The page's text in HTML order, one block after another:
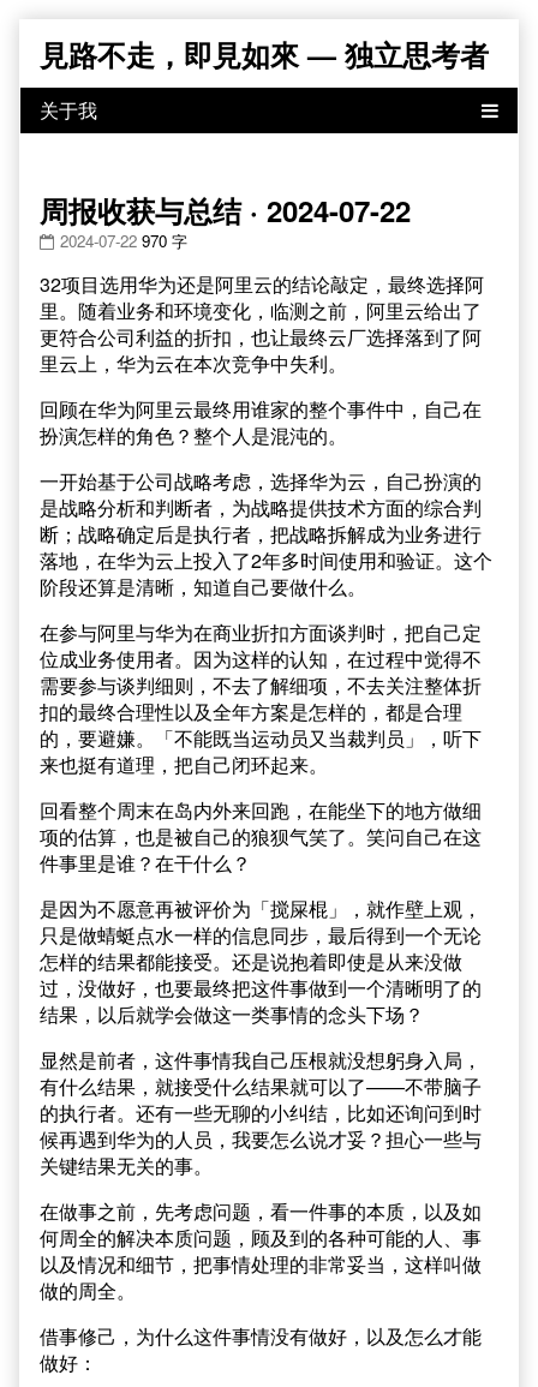
content
見路不走，即見如來 — 独立思考者
周报收获与总结 · 2024-07-22
2024-07-22 970 字
32项目选用华为还是阿里云的结论敲定，最终选择阿
里。随着业务和环境变化，临测之前，阿里云给出了
更符合公司利益的折扣，也让最终云厂选择落到了阿
里云上，华为云在本次竞争中失利。
回顾在华为阿里云最终用谁家的整个事件中，自己在
扮演怎样的角色？整个人是混沌的。
一开始基于公司战略考虑，选择华为云，自己扮演的
是战略分析和判断者，为战略提供技术方面的综合判
断；战略确定后是执行者，把战略拆解成为业务进行
落地，在华为云上投入了2年多时间使用和验证。这个
阶段还算是清晰，知道自己要做什么。
在参与阿里与华为在商业折扣方面谈判时，把自己定
位成业务使用者。因为这样的认知，在过程中觉得不
需要参与谈判细则，不去了解细项，不去关注整体折
扣的最终合理性以及全年方案是怎样的，都是合理
的，要避嫌。「不能既当运动员又当裁判员」，听下
来也挺有道理，把自己闭环起来。
回看整个周末在岛内外来回跑，在能坐下的地方做细
项的估算，也是被自己的狼狈气笑了。笑问自己在这
件事里是谁？在干什么？
是因为不愿意再被评价为「搅屎棍」，就作壁上观，
只是做蜻蜓点水一样的信息同步，最后得到一个无论
怎样的结果都能接受。还是说抱着即使是从来没做
过，没做好，也要最终把这件事做到一个清晰明了的
结果，以后就学会做这一类事情的念头下场？
显然是前者，这件事情我自己压根就没想躬身入局，
有什么结果，就接受什么结果就可以了——不带脑子
的执行者。还有一些无聊的小纠结，比如还询问到时
候再遇到华为的人员，我要怎么说才妥？担心一些与
关键结果无关的事。
在做事之前，先考虑问题，看一件事的本质，以及如
何周全的解决本质问题，顾及到的各种可能的人、事
以及情况和细节，把事情处理的非常妥当，这样叫做
做的周全。
借事修己，为什么这件事情没有做好，以及怎么才能
做好：